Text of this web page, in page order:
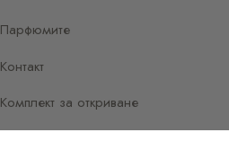
Парфюмите
Контакт
Комплект за откриване